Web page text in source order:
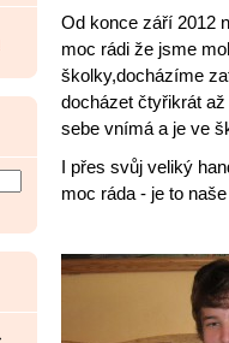
Od konce září 2012
moc rádi že jsme
školky,docházíme
docházet čtyřikrát
sebe vnímá a je ve
I přes svůj veliký
moc ráda - je to